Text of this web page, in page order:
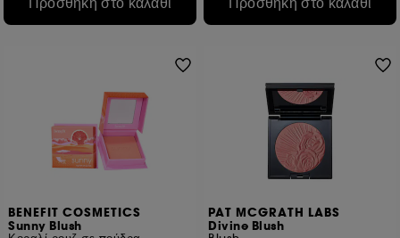
BENEFIT COSMETICS
Sunny Blush
PAT MCGRATH LABS
Divine Blush
Cookies για την εξασφάλιση online πληρωμών :
Εκτός από τα τεχνικά cookies, η εφαρμογή των
υπόλοιπων ιχνηλατών απαιτεί τη συγκατάθεσή σας.
Μπορείτε να προσαρμόσετε τις επιλογές σας σχετικά με την
τοποθέτηση αυτών των cookies χρησιμοποιώντας το
κουμπί "Προσαρμογή των επιλογών μου" παρακάτω ή να
επιλέξετε "Αποδοχή όλων" ή "Απόρριψη όλων". Μπορείτε
στιγμή. Αν θέλετε περισσότερες πληροφορίες σχετικά με τα
cookies που χρησιμοποιούνται, κάντε κλικεδώ